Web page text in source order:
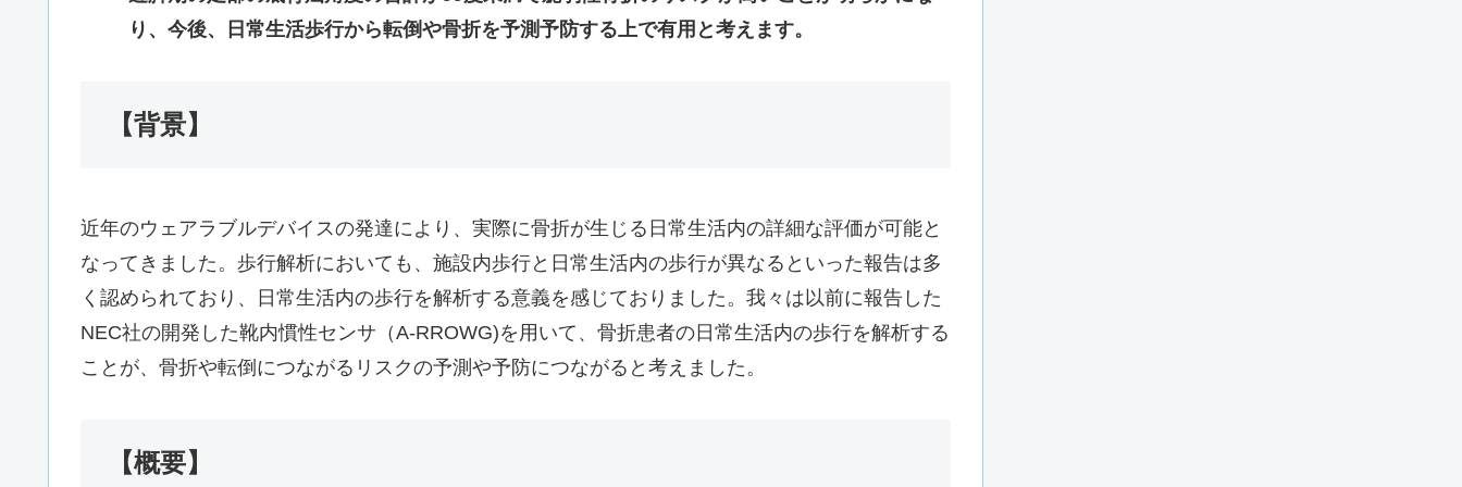
り、今後、日常生活歩行から転倒や骨折を予測予防する上で有用と考えます。
【背景】
近年のウェアラブルデバイスの発達により、実際に骨折が生じる日常生活内の詳細な評価が可能と
なってきました。歩行解析においても、施設内歩行と日常生活内の歩行が異なるといった報告は多
く認められており、日常生活内の歩行を解析する意義を感じておりました。我々は以前に報告した
NEC社の開発した靴内慣性センサ（A-RROWG)を用いて、骨折患者の日常生活内の歩行を解析する
ことが、骨折や転倒につながるリスクの予測や予防につながると考えました。
【概要】